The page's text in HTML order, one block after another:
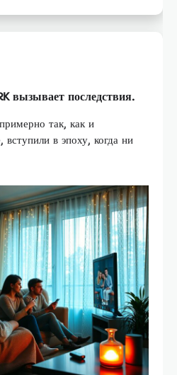
вызывает последствия.
так, как и
в эпоху, когда ни